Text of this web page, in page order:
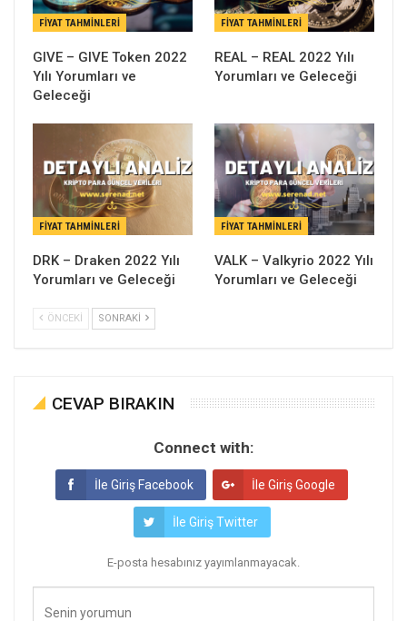
FIYAT TAHMINLERI
GIVE – GIVE Token 2022
Yılı Yorumları ve
Geleceği
FIYAT TAHMINLERI
REAL – REAL 2022 Yılı
Yorumları ve Geleceği
FIYAT TAHMINLERI
DRK – Draken 2022 Yılı
Yorumları ve Geleceği
FIYAT TAHMINLERI
VALK – Valkyrio 2022 Yılı
Yorumları ve Geleceği
ÖNCEKI SONRAKI
CEVAP BIRAKIN
Connect with:
İle Giriş Facebook İle Giriş Google
İle Giriş Twitter
E-posta hesabınız yayımlanmayacak.